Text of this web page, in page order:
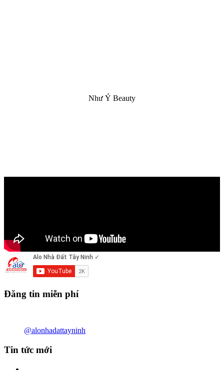
Như Ý Beauty
Đăng tin miễn phí
@alonhadattayninh
Tin tức mới